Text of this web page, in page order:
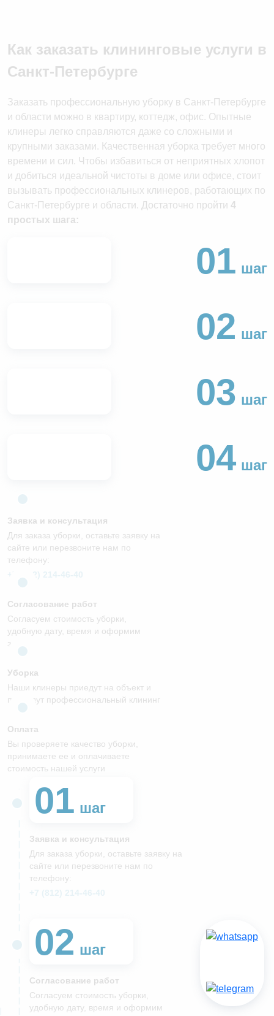
Как заказать клининговые услуги в
Санкт-Петербурге
Заказать профессиональную уборку в Санкт-Петербурге
и области можно в квартиру, коттедж, офис. Опытные
клинеры легко справляются даже со сложными и
крупными заказами. Качественная уборка требует много
времени и сил. Чтобы избавиться от неприятных хлопот
и добиться идеальной чистоты в доме или офисе, стоит
вызывать профессиональных клинеров, работающих по
Санкт-Петербурге и области. Достаточно пройти 4
простых шага:
01 шаг
02 шаг
03 шаг
04 шаг
Заявка и консультация
Для заказа уборки, оставьте заявку на
сайте или перезвоните нам по
телефону:
Согласование работ
Согласуем стоимость уборки,
удобную дату, время и оформим
заказ
Уборка
Наши клинеры приедут на объект и
проведут профессиональный клининг
Оплата
Вы проверяете качество уборки,
принимаете ее и оплачиваете
стоимость нашей услуги
01 шаг
Заявка и консультация
Для заказа уборки, оставьте заявку на
сайте или перезвоните нам по
телефону:
02 шаг
Согласование работ
Согласуем стоимость уборки,
удобную дату, время и оформим